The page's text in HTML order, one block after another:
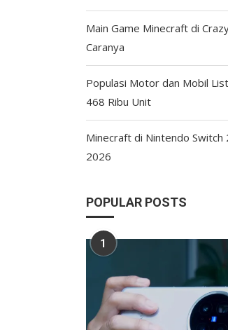
Main Game Minecraft di
Caranya
Populasi Motor dan Mobil
468 Ribu Unit
Minecraft di Nintendo Switch
2026
POPULAR POSTS
1